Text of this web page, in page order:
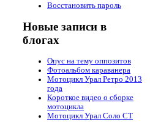
Восстановить пароль
Новые записи в
блогах
Опус на тему оппозитов
Фотоальбом караванера
Мотоцикл Урал Ретро 2013
года
Короткое видео о сборке
мотоцикла
Мотоцикл Урал Соло СТ